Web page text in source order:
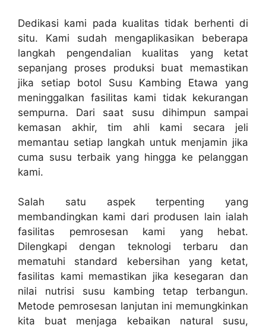
Dedikasi kami pada kualitas tidak berhenti di
situ. Kami sudah mengaplikasikan beberapa
langkah pengendalian kualitas yang ketat
sepanjang proses produksi buat memastikan
jika setiap botol Susu Kambing Etawa yang
meninggalkan fasilitas kami tidak kekurangan
sempurna. Dari saat susu dihimpun sampai
kemasan akhir, tim ahli kami secara jeli
memantau setiap langkah untuk menjamin jika
cuma susu terbaik yang hingga ke pelanggan
kami.
Salah satu aspek terpenting yang
membandingkan kami dari produsen lain ialah
fasilitas pemrosesan kami yang hebat.
Dilengkapi dengan teknologi terbaru dan
mematuhi standard kebersihan yang ketat,
fasilitas kami memastikan jika kesegaran dan
nilai nutrisi susu kambing tetap terbangun.
Metode pemrosesan lanjutan ini memungkinkan
kita buat menjaga kebaikan natural susu,